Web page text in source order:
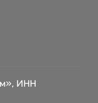
ИНН